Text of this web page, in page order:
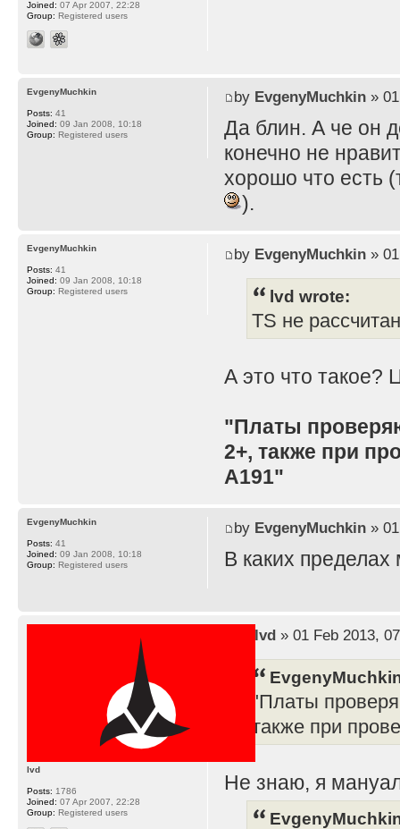
Joined: 07 Apr 2007, 22:28
Group: Registered users
by EvgenyMuchkin» 01
Да блин. А че он
конечно не
хорошо что есть
).
EvgenyMuchkin
Posts: 41
Joined: 09 Jan 2008, 10:18
Group: Registered users
by EvgenyMuchkin» 01
lvd wrote:
TS не
А это что такое?
"Платы
2+, также при
A191"
EvgenyMuchkin
Posts: 41
Joined: 09 Jan 2008, 10:18
Group: Registered users
by EvgenyMuchkin» 01
В каких
EvgenyMuchkin
Posts: 41
Joined: 09 Jan 2008, 10:18
Group: Registered users
lvd» 01 Feb 2013,
"Платы
также при
Не знаю, я
lvd
Posts: 1786
Joined: 07 Apr 2007, 22:28
Group: Registered users